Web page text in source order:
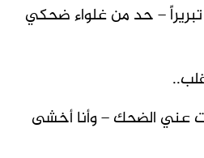
– حد من غلواء ضحكي
عني الضحك – وأنا أخشى